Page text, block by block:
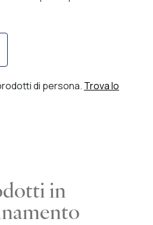
di persona. Trova lo
in